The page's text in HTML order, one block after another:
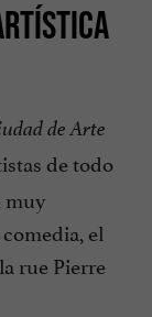
de Arte
de todo
muy
el
rue Pierre